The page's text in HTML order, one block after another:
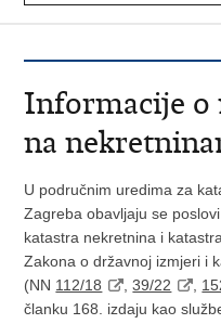
Informacije o
na
U područnim uredima za
Zagreba obavljaju se
katastra nekretnina i
Zakona o državnoj izmjeri i
(NN 112/18 ,39/22
članku 168. izdaju kao